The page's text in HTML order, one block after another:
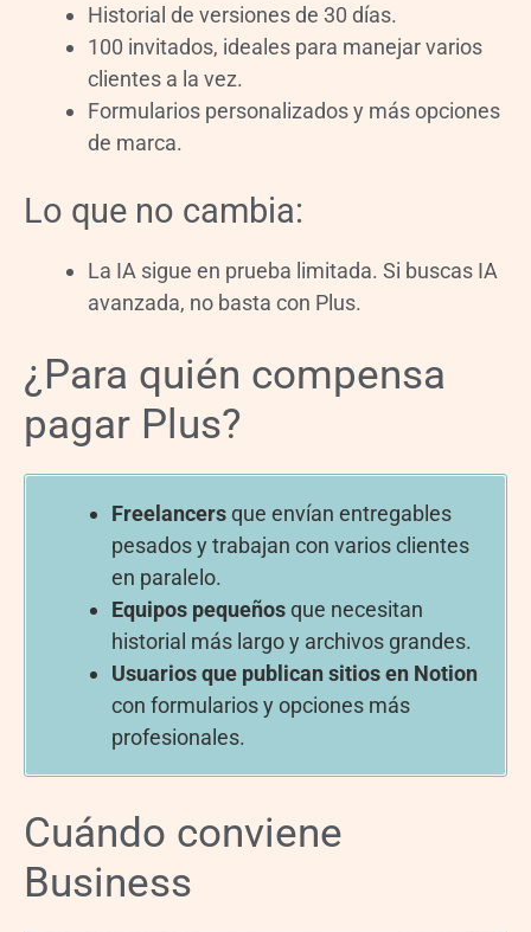
Historial de versiones de 30 días.
100 invitados, ideales para manejar varios
clientes a la vez.
Formularios personalizados y más opciones
de marca.
Lo que no cambia:
La IA sigue en prueba limitada. Si buscas IA
avanzada, no basta con Plus.
¿Para quién compensa
pagar Plus?
Freelancersque envían entregables
pesados y trabajan con varios clientes
en paralelo.
Equipos pequeñosque necesitan
historial más largo y archivos grandes.
Usuarios que publican sitios en Notion
con formularios y opciones más
profesionales.
Cuándo conviene
Business